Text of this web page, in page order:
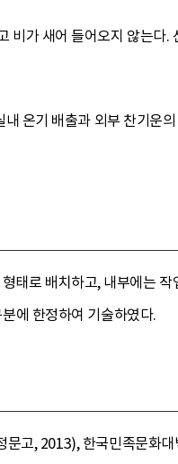
비가 새어 들어오지 않는다.
온기 배출과 외부 찬기운
태로 배치하고, 내부에는 작
에 한정하여 기술하였다.
문고, 2013), 한국민족문화